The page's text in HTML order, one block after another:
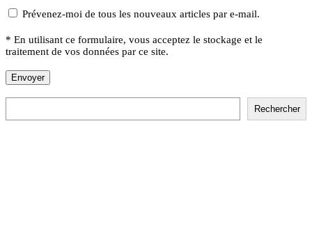
Prévenez-moi de tous les nouveaux articles par e-mail.
* En utilisant ce formulaire, vous acceptez le stockage et le
traitement de vos données par ce site.
Rechercher